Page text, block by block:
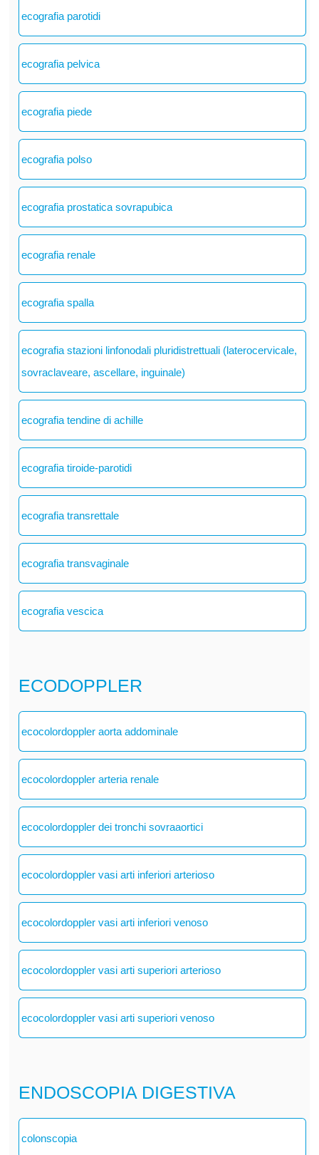
ecografia parotidi
ecografia pelvica
ecografia piede
ecografia polso
ecografia prostatica sovrapubica
ecografia renale
ecografia spalla
ecografia stazioni linfonodali pluridistrettuali (laterocervicale,
sovraclaveare, ascellare, inguinale)
ecografia tendine di achille
ecografia tiroide-parotidi
ecografia transrettale
ecografia transvaginale
ecografia vescica
ECODOPPLER
ecocolordoppler aorta addominale
ecocolordoppler arteria renale
ecocolordoppler dei tronchi sovraaortici
ecocolordoppler vasi arti inferiori arterioso
ecocolordoppler vasi arti inferiori venoso
ecocolordoppler vasi arti superiori arterioso
ecocolordoppler vasi arti superiori venoso
ENDOSCOPIA DIGESTIVA
colonscopia